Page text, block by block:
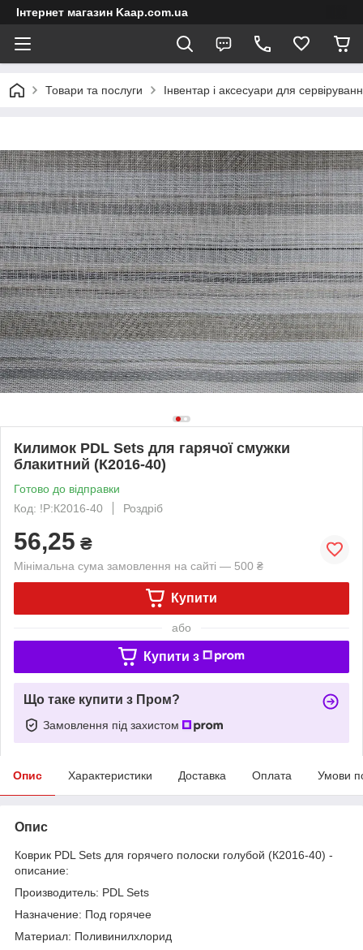
Інтернет магазин Kaap.com.ua
Товари та послуги Інвентар і аксесуари для
Килимок PDL Sets для гарячої смужки
блакитний (К2016-40)
Готово до відправки
Код: !P:К2016-40
Роздріб
56,25 ₴
Мінімальна сума замовлення на сайті — 500 ₴
Купити
або
Купити з
Що таке купити з Пром?
Замовлення під захистом
Опис Характеристики Доставка Оплата Умови
Опис
Коврик PDL Sets для горячего полоски голубой (К2016-40) -
описание:
Производитель: PDL Sets
Назначение: Под горячее
Материал: Поливинилхлорид